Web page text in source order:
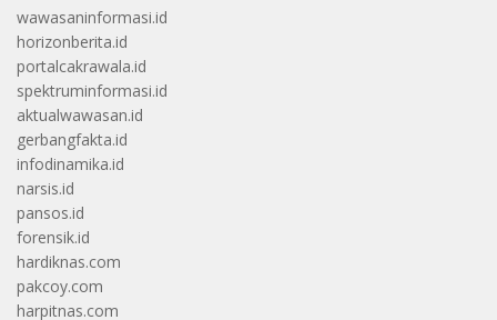
wawasaninformasi.id
horizonberita.id
portalcakrawala.id
spektruminformasi.id
aktualwawasan.id
gerbangfakta.id
infodinamika.id
narsis.id
pansos.id
forensik.id
hardiknas.com
pakcoy.com
harpitnas.com